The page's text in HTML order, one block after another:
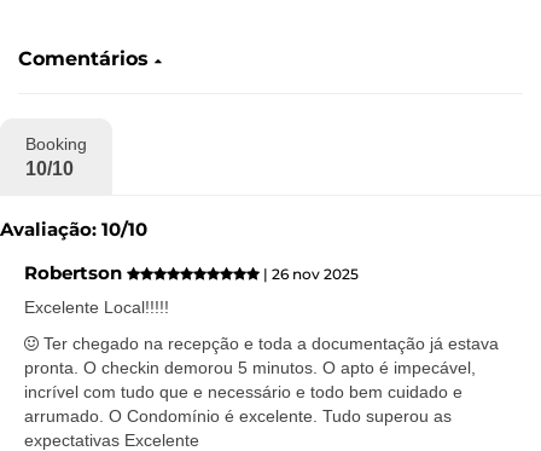
Comentários
Booking
10/10
Avaliação: 10/10
Robertson
| 26 nov 2025
Excelente Local!!!!!
Ter chegado na recepção e toda a documentação já estava
pronta. O checkin demorou 5 minutos. O apto é impecável,
incrível com tudo que e necessário e todo bem cuidado e
arrumado. O Condomínio é excelente. Tudo superou as
expectativas Excelente